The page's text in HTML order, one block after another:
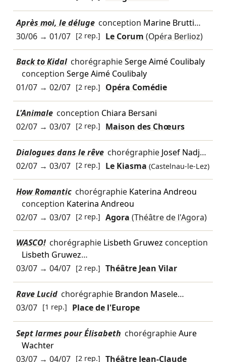
Après moi, le déluge conception Marine Brutti…
30/06→ 01/07 [2 rep.] Le Corum(Opéra Berlioz)
Back to Kidal chorégraphieSerge Aimé Coulibaly
conception Serge Aimé Coulibaly
01/07→ 02/07 [2 rep.] Opéra Comédie
L'Animale conception Chiara Bersani
02/07→ 03/07 [2 rep.] Maison des Chœurs
Dialogues dans le rêve chorégraphie Josef Nadj…
02/07→ 03/07 [2 rep.] Le Kiasma (Castelnau-le-Lez)
How Romantic chorégraphie Katerina Andreou
conception Katerina Andreou
02/07→ 03/07 [2 rep.] Agora(Théâtre de l'Agora)
WASCO! chorégraphie Lisbeth Gruwez conception
Lisbeth Gruwez…
03/07→ 04/07 [2 rep.] Théâtre Jean Vilar
Rave Lucid chorégraphie Brandon Masele…
03/07 [1 rep.] Place de l'Europe
Sept larmes pour Élisabeth chorégraphieAure
Wachter
03/07→ 04/07 [2 rep.] Théâtre Jean-Claude